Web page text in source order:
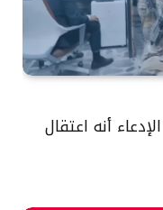
أنه اعتقال